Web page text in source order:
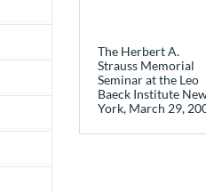
The Herbert A.
Strauss Memorial
Seminar at the Leo
Baeck Institute
York, March 29,